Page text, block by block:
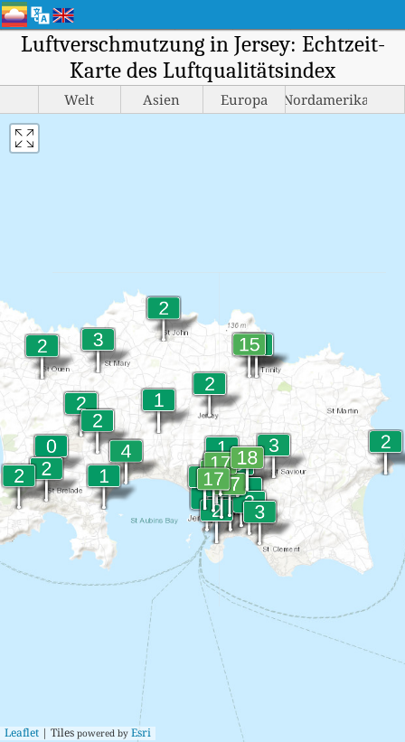
Luftverschmutzung in Jersey: Echtzeit-
Karte des Luftqualitätsindex
Welt Asien Europa Nordamerika
Leaflet | Tiles powered by Esri